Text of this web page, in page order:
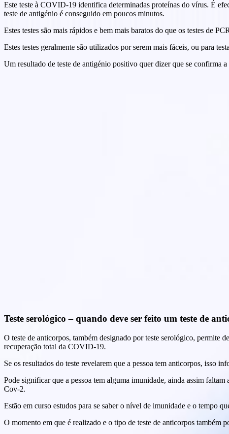
Este teste à COVID-19 identifica determinadas proteínas do vírus. É
teste de antigénio é conseguido em poucos minutos.
Estes testes são mais rápidos e bem mais baratos do que os testes de
Estes testes geralmente são utilizados por serem mais fáceis, ou para
Um resultado de teste de antigénio positivo quer dizer que se confirma
Teste serológico – quando deve ser feito um teste de
O teste de anticorpos, também designado por teste serológico, permite
recuperação total da COVID-19.
Se os resultados do teste revelarem que a pessoa tem anticorpos, isso
Pode significar que a pessoa tem alguma imunidade, ainda assim
Cov-2.
Estão em curso estudos para se saber o nível de imunidade e o tempo
O momento em que é realizado e o tipo de teste de anticorpos também